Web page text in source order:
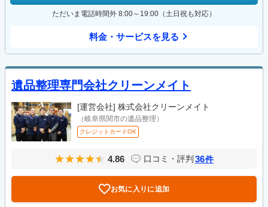
ただいま電話時間外 8:00～19:00（土日祝も対応）
料金・サービスを見る
遺品整理専門会社クリーンメイト
[運営会社] 株式会社クリーンメイト
（岐阜県関市の遺品整理）
クレジットカードOK
4.86 口コミ・評判 36件
お気に入りに追加